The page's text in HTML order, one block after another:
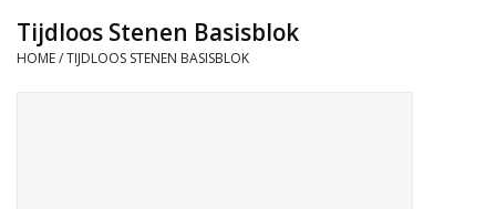
Toebehoren
Tijdloos Stenen Basisblok
HOME/TIJDLOOS STENEN BASISBLOK